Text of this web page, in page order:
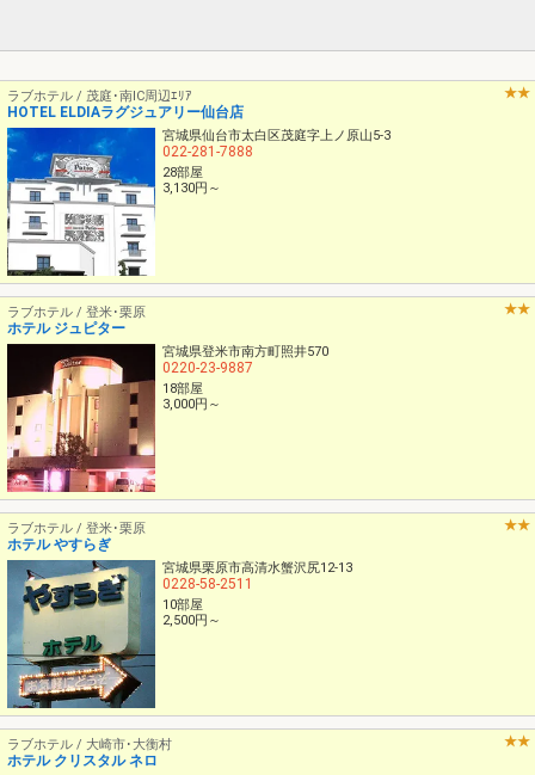
ラブホテル / 茂庭･南IC周辺ｴﾘｱ
HOTEL ELDIAラグジュアリー仙台店
宮城県仙台市太白区茂庭字上ノ原山5-3
022-281-7888
28部屋
3,130円～
ラブホテル / 登米･栗原
ホテル ジュピター
宮城県登米市南方町照井570
0220-23-9887
18部屋
3,000円～
ラブホテル / 登米･栗原
ホテル やすらぎ
宮城県栗原市高清水蟹沢尻12-13
0228-58-2511
10部屋
2,500円～
ラブホテル / 大崎市･大衡村
ホテル クリスタル ネロ